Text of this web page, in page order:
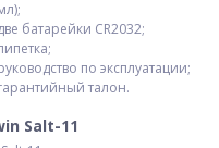
батарейки CR2032;
по эксплуатации;
талон.
Salt-11